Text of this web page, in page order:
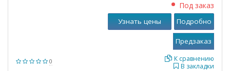
0
Под заказ
В закладки
К сравнению
Узнать цены Подробно